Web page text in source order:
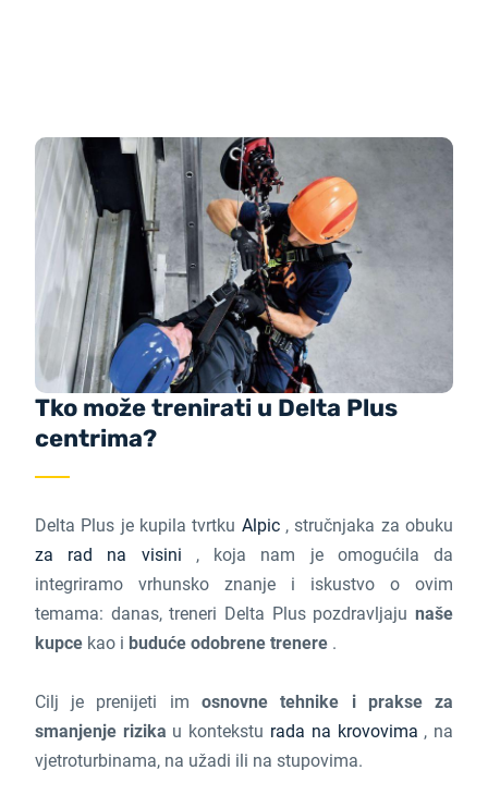
Tko može trenirati u Delta Plus
centrima?
Delta Plus je kupila tvrtku Alpic, stručnjaka za obuku
za rad na visini , koja nam je omogućila da
integriramo vrhunsko znanje i iskustvo o ovim
temama: danas, treneri Delta Plus pozdravljajunaše
kupcekao i buduće odobrene trenere.
Cilj je prenijeti im osnovne tehnike i prakse za
smanjenje rizika u kontekstu rada na krovovima , na
vjetroturbinama, na užadi ili na stupovima.